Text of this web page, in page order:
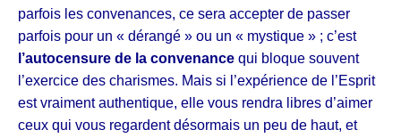
parfois les convenances, ce sera accepter de passer
parfois pour un « dérangé » ou un « mystique » ; c’est
l’autocensure de la convenance qui bloque souvent
l’exercice des charismes. Mais si l’expérience de l’Esprit
est vraiment authentique, elle vous rendra libres d’aimer
ceux qui vous regardent désormais un peu de haut, et